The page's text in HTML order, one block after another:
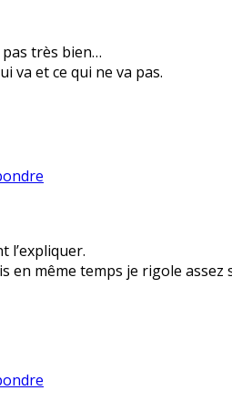
pas très bien…
va et ce qui ne va pas.
l’expliquer.
en même temps je rigole